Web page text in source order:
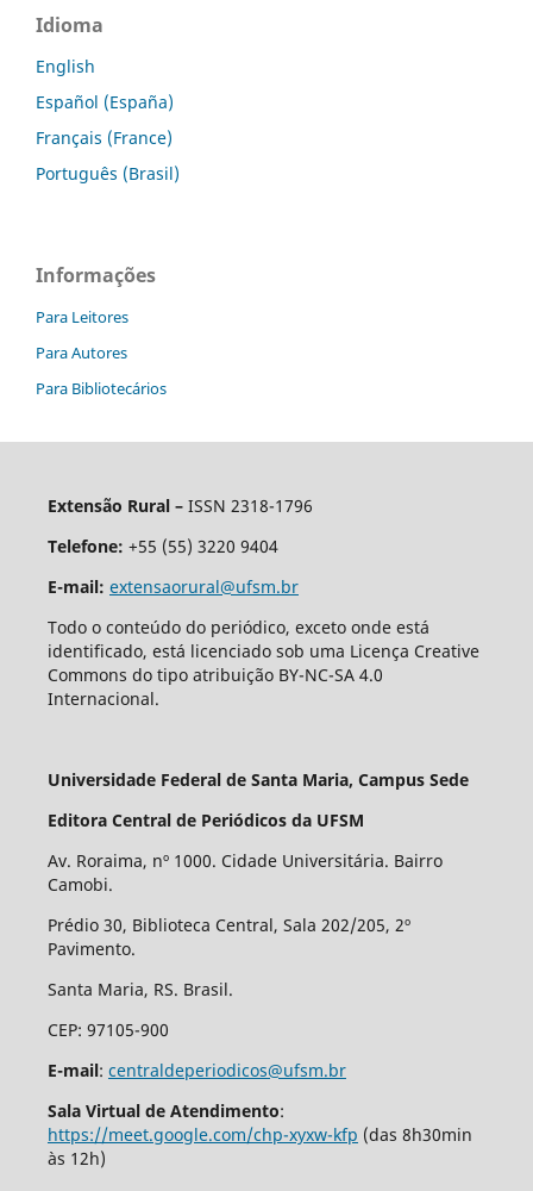
Idioma
English
Español (España)
Français (France)
Português (Brasil)
Informações
Para Leitores
Para Autores
Para Bibliotecários
Extensão Rural – ISSN 2318-1796
Telefone: +55 (55) 3220 9404
E-mail: extensaorural@ufsm.br
Todo o conteúdo do periódico, exceto onde está
identificado, está licenciado sob uma Licença Creative
Commons do tipo atribuição BY-NC-SA 4.0
Internacional.
Universidade Federal de Santa Maria, Campus Sede
Editora Central de Periódicos da UFSM
Av. Roraima, nº 1000. Cidade Universitária. Bairro
Camobi.
Prédio 30, Biblioteca Central, Sala 202/205, 2º
Pavimento.
Santa Maria, RS. Brasil.
CEP: 97105-900
E-mail: centraldeperiodicos@ufsm.br
Sala Virtual de Atendimento:
https://meet.google.com/chp-xyxw-kfp (das 8h30min
às 12h)